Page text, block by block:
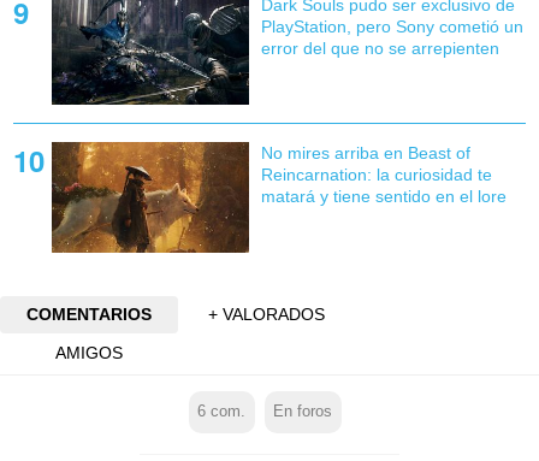
Dark Souls pudo ser exclusivo de
PlayStation, pero Sony cometió un
error del que no se arrepienten
No mires arriba en Beast of
Reincarnation: la curiosidad te
matará y tiene sentido en el lore
COMENTARIOS
+ VALORADOS
AMIGOS
6 com. En foros